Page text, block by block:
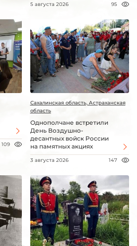
5 августа 2026 95
109
Сахалинская область, Астраханская
область
Однополчане встретили
День Воздушно-
десантных войск России
на памятных акциях
3 августа 2026 147